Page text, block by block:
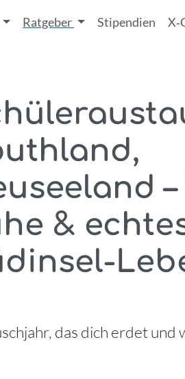
Ratgeber Stipendien
–
&
das dich erdet und